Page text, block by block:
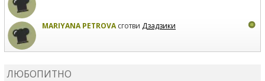
MARIYANA PETROVAсготви Дзадзики
ЛЮБОПИТНО